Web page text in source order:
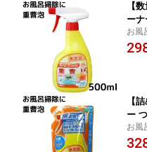
【
ー
お風
皮脂
【
ー
お風
皮脂